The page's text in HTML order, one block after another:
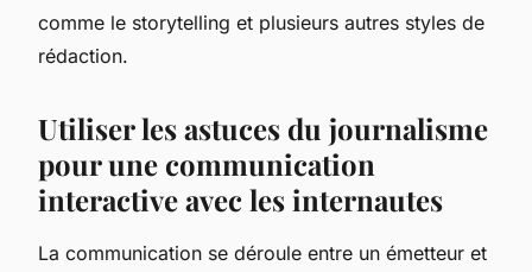
comme le storytelling et plusieurs autres styles de
rédaction.
Utiliser les astuces du journalisme
pour une communication
interactive avec les internautes
La communication se déroule entre un émetteur et